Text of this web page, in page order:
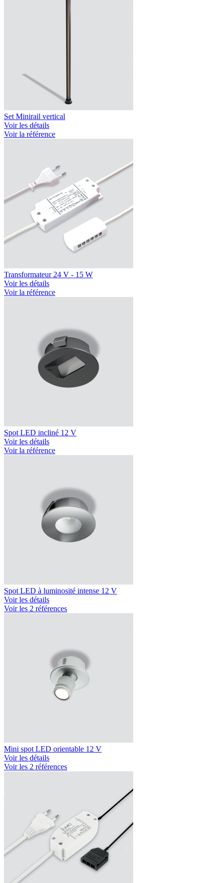
Set Minirail vertical
Voir les détails
Voir la référence
Transformateur 24 V - 15 W
Voir les détails
Voir la référence
Spot LED incliné 12 V
Voir les détails
Voir la référence
Spot LED à luminosité intense 12 V
Voir les détails
Voir les 2 références
Mini spot LED orientable 12 V
Voir les détails
Voir les 2 références